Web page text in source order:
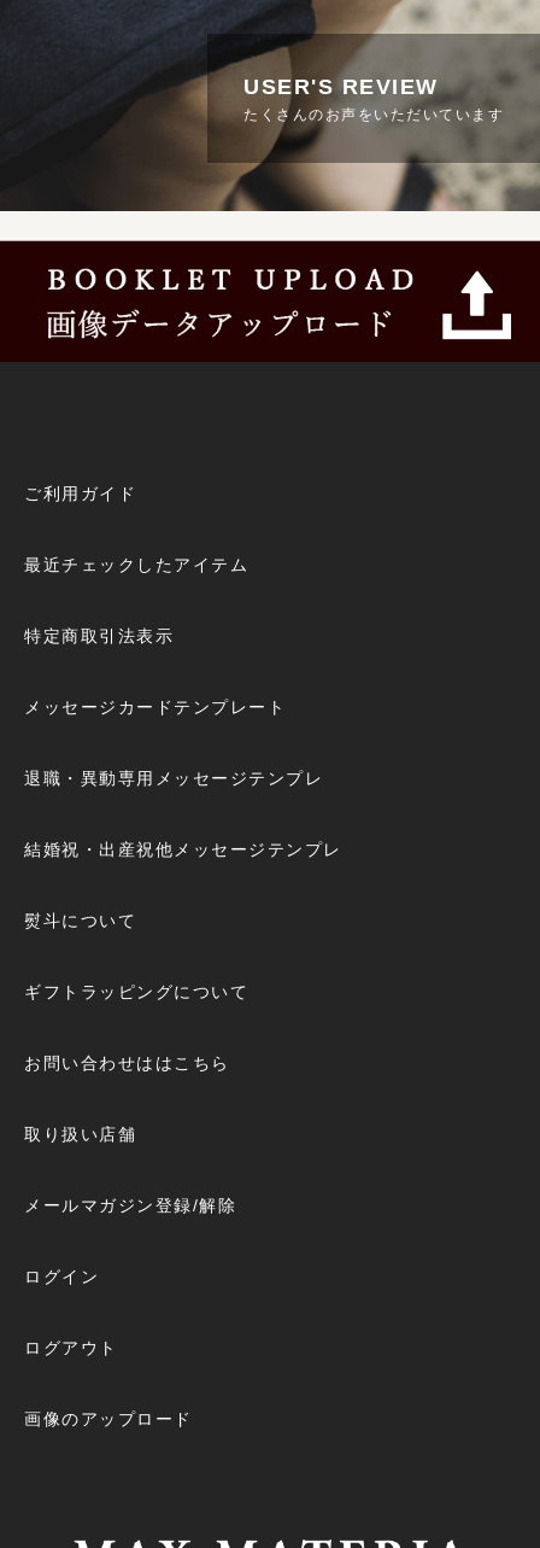
USER'S REVIEW
たくさんのお声をいただいています
ご利用ガイド
最近チェックしたアイテム
特定商取引法表示
メッセージカードテンプレート
退職・異動専用メッセージテンプレ
結婚祝・出産祝他メッセージテンプレ
熨斗について
ギフトラッピングについて
お問い合わせははこちら
取り扱い店舗
メールマガジン登録/解除
ログイン
ログアウト
画像のアップロード